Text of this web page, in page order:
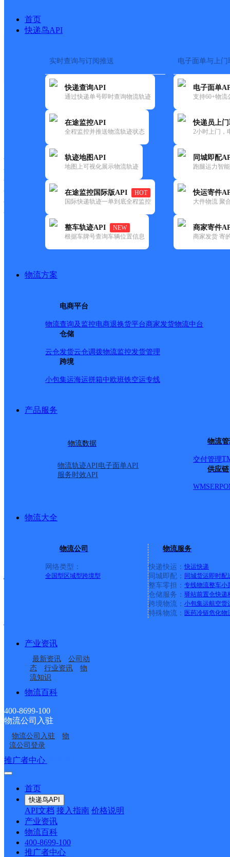
首页
快递鸟API
实时查询与订阅推送
快递查询API
通过快递单号即时查询物流轨迹
在途监控API
全程监控并推送物流轨迹状态
轨迹地图API
地图上可视化展示物流轨迹
在途监控国际版API
HOT
国际快递轨迹一单到底全程监控
整车轨迹API
NEW
根据车牌号查询车辆位置信息
电子面单与上门
电子面单
支持60+物流
快递员上
2小时上门，
同城即配
跑腿运力智
快运寄件
大件物流 聚
商家寄件
商家发货 寄
物流方案
电商平台
物流查询及监控电商退换货平台商家发货物流中台
仓储
云仓发货云仓调拨物流监控发货管理
跨境
小包集运海运拼箱中欧班铁空运专线
产品服务
物流数据
物流轨迹API电子面单API
服务时效API
物流
交付管理
供应链
WMSERP
物流大全
物流公司
网络类型：
全国型 区域型跨境型
物流服务
快递快运： 快运快递
同城即配： 同城货运即时配
整车零担： 专线物流整车小
仓储服务： 驿站前置仓快递
跨境物流： 小包集运航空货
特殊物流： 医药冷链危化物
产业资讯
最新资讯
公司动
态
行业资讯
物
流知识
物流百科
400-8699-100
物流公司入驻
物流公司入驻
物
流公司登录
推广者中心
首页
快递鸟API
API文档 接入指南 价格说明
产业资讯
物流百科
400-8699-100
推广者中心
快递大全> 快递网
快运大全 快递时效
网点筛选
政国内(149) 圆通速递(58) 韵达速递(98) 宅急送(1) 中通快递(52)
(13) 包河区(107)
巢湖市,合肥市,快递网点
UH合肥巢湖
优速快递 更多号码
地址
道落东小学向阳南路
派送范围:散兵镇,中垾镇
街道,亚父街道,天河街道
柘皋镇,烔炀镇,槐林镇,
安徽巢湖巢东公司
申通快递
派送范围:裕溪河以南、
镇、高林镇、沐集镇。
合肥巢湖
中通快递
区金巢大道3号
派送范围:巢湖市区，南